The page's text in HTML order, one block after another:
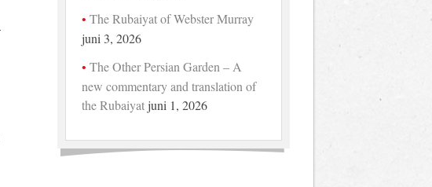
The Rubaiyat of Webster Murray
juni 3, 2026
The Other Persian Garden – A
new commentary and translation of
the Rubaiyat juni 1, 2026